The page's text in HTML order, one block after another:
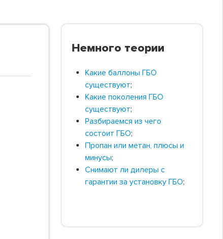
Немного теории
Какие баллоны ГБО
существуют;
Какие поколения ГБО
существуют;
Разбираемся из чего
состоит ГБО;
Пропан или метан, плюсы и
минусы;
Снимают ли дилеры с
гарантии за установку ГБО;